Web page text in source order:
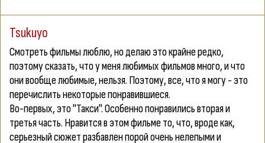
Tsukuyo
Смотреть фильмы люблю, но делаю это крайне редко,
поэтому сказать, что у меня любимых фильмов много, и что
они вообще любимые, нельзя. Поэтому, все, что я могу - это
перечислить некоторые понравившиеся.
Во-первых, это "Такси". Особенно понравились вторая и
третья часть. Нравится в этом фильме то, что, вроде как,
серьезный сюжет разбавлен порой очень нелепыми и